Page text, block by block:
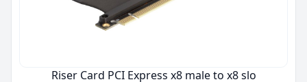
Riser Card PCI Express x8 male to x8 slo